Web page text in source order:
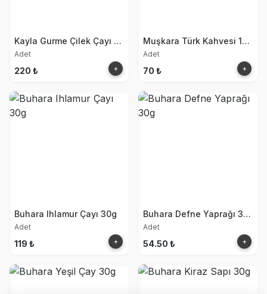
Kayla Gurme Çilek Çayı 250g
Adet
220 ₺ +
Muşkara Türk Kahvesi 100g
Adet
70 ₺ +
Buhara Ihlamur Çayı 30g
Adet
119 ₺ +
Buhara Defne Yaprağı 30g
Adet
54.50 ₺ +